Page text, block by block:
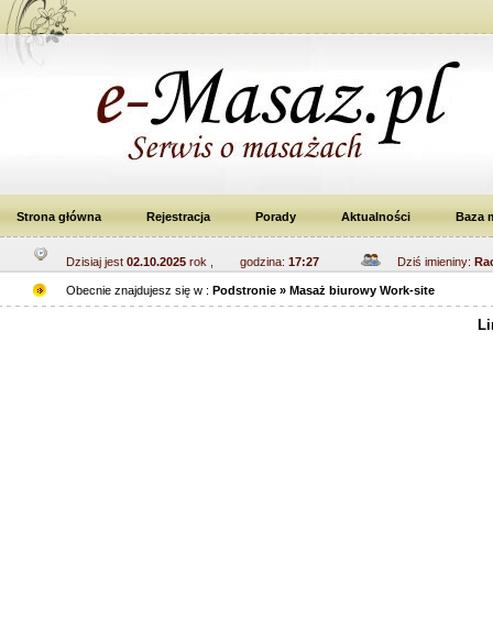
Strona główna Rejestracja Porady Aktualności Baza
Dzisiaj jest 02.10.2025 rok , godzina: 17:27 Dziś imieniny:
Obecnie znajdujesz się w : Podstronie » Masaż biurowy Work-site